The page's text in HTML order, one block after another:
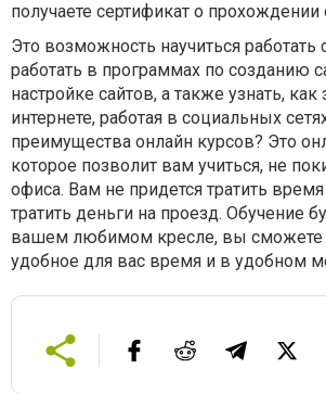
получаете сертификат о прохождении
Это возможность научиться работать
работать в программах по созданию
настройке сайтов, а также узнать, как
интернете, работая в социальных
преимущества онлайн курсов? Это
которое позволит вам учиться, не
офиса. Вам не придется тратить
тратить деньги на проезд. Обучение
вашем любимом кресле, вы сможете
удобное для вас время и в удобном